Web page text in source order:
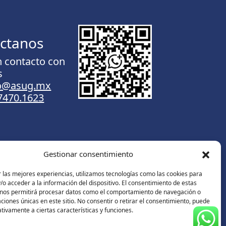
Gestionar consentimiento
las mejores experiencias, utilizamos tecnologías como las cookies para
acceder a la información del dispositivo. El consentimiento de estas
permitirá procesar datos como el comportamiento de navegación o
únicas en este sitio. No consentir o retirar el consentimiento, puede
a ciertas características y funciones.
contacto con
Contáctanos